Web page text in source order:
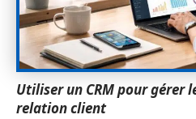
Utiliser un CRM pour gérer
relation client